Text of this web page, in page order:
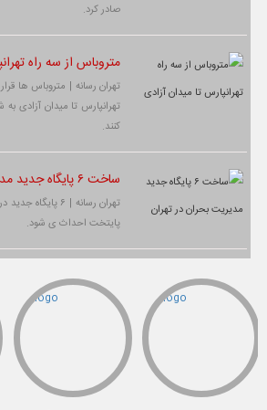
صادر کرد.
متروباس از سه راه
تهران رسانه | متروباس ها
تهرانپارس تا میدان آزادی
کنند.
ساخت ۶ پایگاه جدید مدیریت بحران در تهران
پایتخت احداث ی شود.